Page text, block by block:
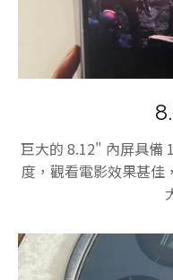
巨大的 8.12" 內屏具備
度，觀看電影效果甚佳